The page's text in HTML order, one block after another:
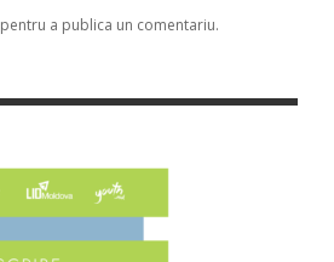
pentru a publica un comentariu.